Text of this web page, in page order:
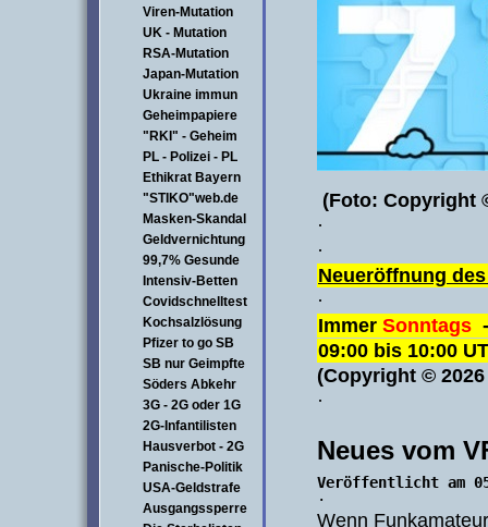
Viren-Mutation
UK - Mutation
RSA-Mutation
Japan-Mutation
Ukraine immun
Geheimpapiere
"RKI" - Geheim
PL - Polizei - PL
Ethikrat Bayern
"STIKO"web.de
Masken-Skandal
Geldvernichtung
99,7% Gesunde
Intensiv-Betten
Covidschnelltest
Kochsalzlösung
Pfizer to go SB
SB nur Geimpfte
Söders Abkehr
3G - 2G oder 1G
2G-Infantilisten
Hausverbot - 2G
Panische-Politik
USA-Geldstrafe
Ausgangssperre
(Foto: Copyright
·
·
Neueröffnung
·
Immer Sonntags
09:00 bis 10:00
(Copyright ©
·
Neues vom
Veröffentlicht am
·
Wenn